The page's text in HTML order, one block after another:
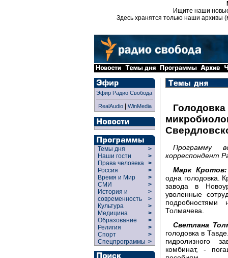
Ищите наши
Здесь хранятся только наши архивы
Эфир Радио Свобода
RealAudio| WinMedia
Темы дня
>
Наши гости
>
Права человека >
Россия
>
Время и Мир
>
СМИ
>
История и
современность
>
>
Культура
>
Медицина
>
Образование
>
Религия
>
Спорт
>
Спецпрограммы >
Программу
корреспондент
Марк Кротов:
одна голодовка.
завода в
уволенные
подробностями
Толмачева.
Светлана
голодовка в
гидролизного
комбинат, -